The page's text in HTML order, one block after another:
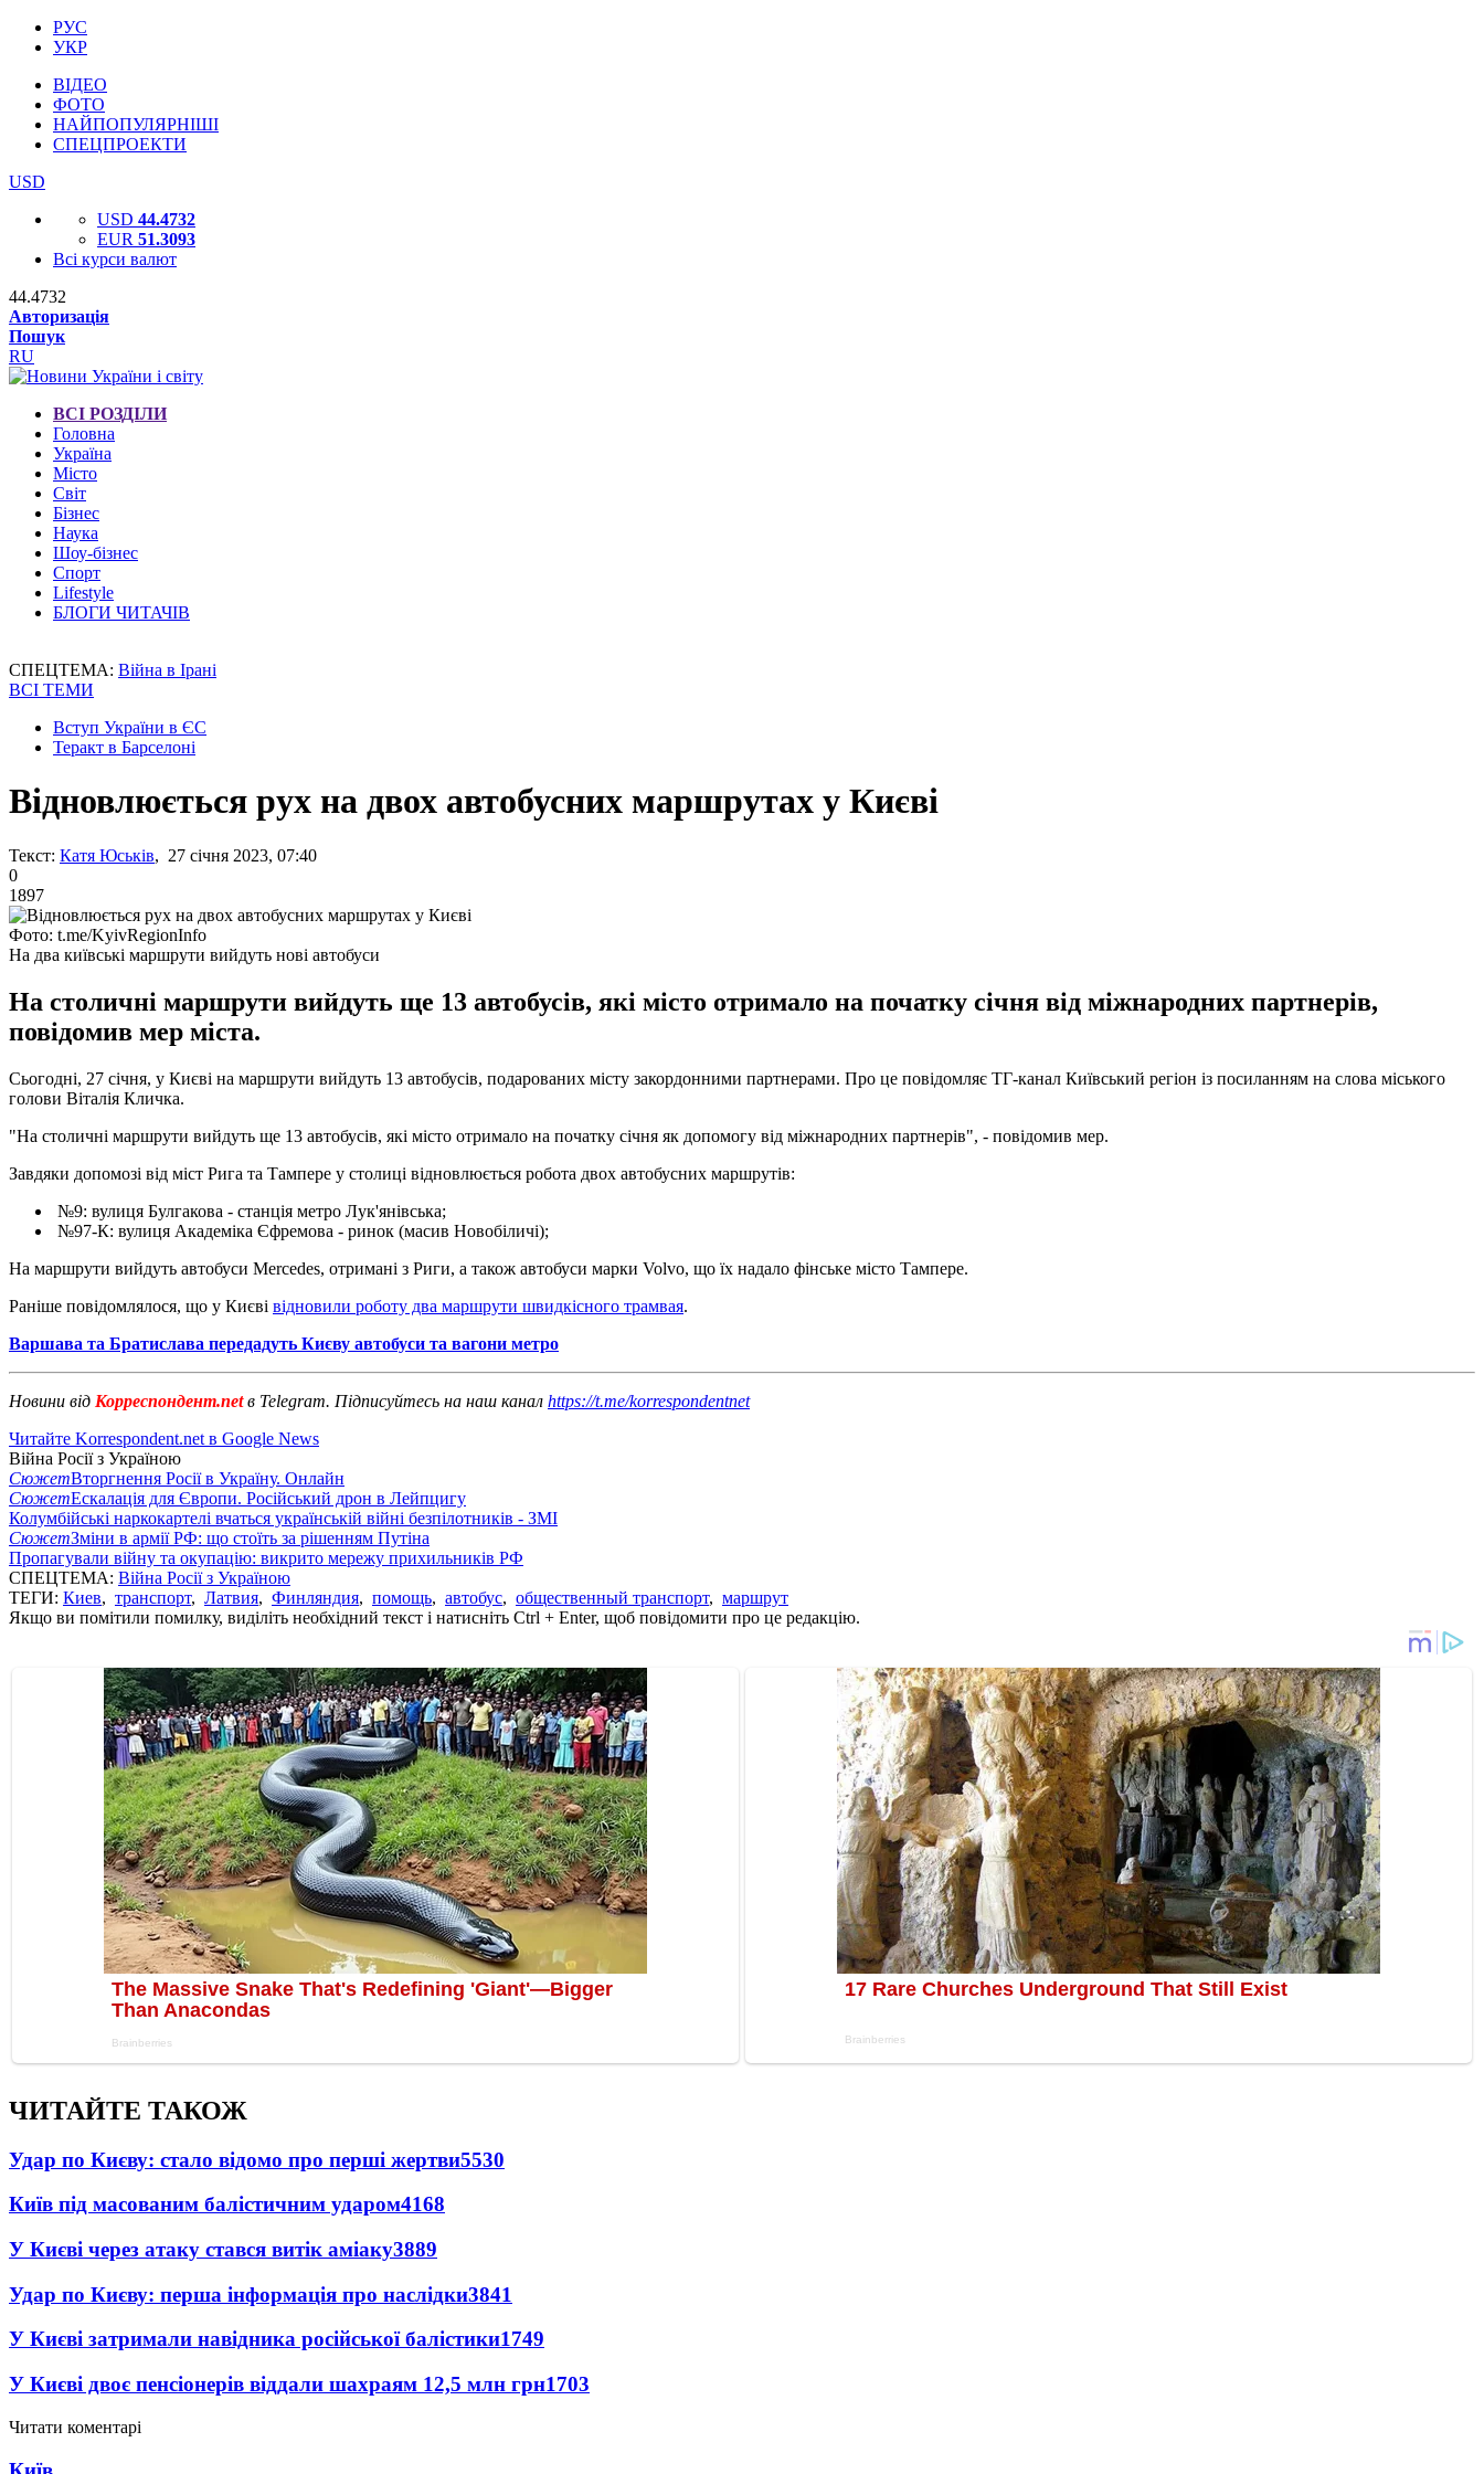
РУС
УКР
ВІДЕО
ФОТО
НАЙПОПУЛЯРНІШІ
СПЕЦПРОЕКТИ
USD
USD 44.4732
EUR 51.3093
Всі курси валют
44.4732
Авторизація
Пошук
RU
ВСІ РОЗДІЛИ
Головна
Україна
Місто
Світ
Бізнес
Наука
Шоу-бізнес
Спорт
Lifestyle
БЛОГИ ЧИТАЧІВ
СПЕЦТЕМА: Війна в Ірані
ВСІ ТЕМИ
Вступ України в ЄС
Теракт в Барселоні
Відновлюється рух на двох автобусних маршрутах у Києві
Текст: Катя Юськів, 27 січня 2023, 07:40
0
1897
Фото: t.me/KyivRegionInfo
На два київські маршрути вийдуть нові автобуси
На столичні маршрути вийдуть ще 13 автобусів, які місто отримало на початку січня від міжнародних партнерів,
повідомив мер міста.
Сьогодні, 27 січня, у Києві на маршрути вийдуть 13 автобусів, подарованих місту закордонними партнерами. Про це повідомляє ТГ-канал Київський регіон із посиланням на слова міського
голови Віталія Кличка.
"На столичні маршрути вийдуть ще 13 автобусів, які місто отримало на початку січня як допомогу від міжнародних партнерів", - повідомив мер.
Завдяки допомозі від міст Рига та Тампере у столиці відновлюється робота двох автобусних маршрутів:
№9: вулиця Булгакова - станція метро Лук'янівська;
№97-К: вулиця Академіка Єфремова - ринок (масив Новобіличі);
На маршрути вийдуть автобуси Mercedes, отримані з Риги, а також автобуси марки Volvo, що їх надало фінське місто Тампере.
Раніше повідомлялося, що у Києві відновили роботу два маршрути швидкісного трамвая.
Варшава та Братислава передадуть Києву автобуси та вагони метро
Новини від Корреспондент.netв Telegram. Підписуйтесь на наш канал https://t.me/korrespondentnet
Читайте Korrespondent.net в Google News
Війна Росії з Україною
СюжетВторгнення Росії в Україну. Онлайн
СюжетЕскалація для Європи. Російський дрон в Лейпцигу
Колумбійські наркокартелі вчаться українській війні безпілотників - ЗМІ
СюжетЗміни в армії РФ: що стоїть за рішенням Путіна
Пропагували війну та окупацію: викрито мережу прихильників РФ
СПЕЦТЕМА: Війна Росії з Україною
ТЕГИ: Киев, транспорт, Латвия, Финляндия, помощь, автобус, общественный транспорт, маршрут
Якщо ви помітили помилку, виділіть необхідний текст і натисніть Ctrl + Enter, щоб повідомити про це редакцію.
ЧИТАЙТЕ ТАКОЖ
Удар по Києву: стало відомо про перші жертви5530
Київ під масованим балістичним ударом4168
У Києві через атаку стався витік аміаку3889
Удар по Києву: перша інформація про наслідки3841
У Києві затримали навідника російської балістики1749
У Києві двоє пенсіонерів віддали шахраям 12,5 млн грн1703
Читати коментарі